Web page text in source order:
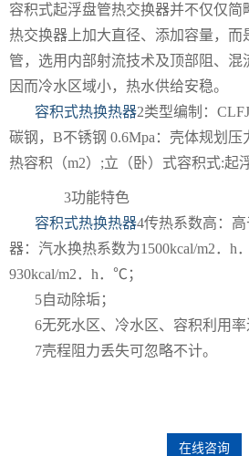
容积式起浮盘管热交换器并不仅仅简
热交换器上加大直径、添加容量，而
管，选用内部射流技术及顶部阻、混
因而冷水区域小，热水供给安稳。
容积式热换热器2类型编制：
碳钢，B不锈钢 0.6Mpa：壳体规划压
热容积（m2）;立（卧）式容积式:起
3功能特色
容积式热换热器4传热系数高：
器：汽水换热系数为1500kcal/m2．
930kcal/m2．h．℃；
5自动除垢；
6无死水区、冷水区、容积利用率
7壳程阻力丢失可忽略不计。
在线咨询